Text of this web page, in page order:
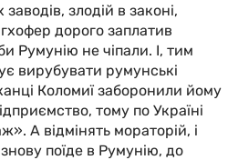
злодій в законі,
дорого заплатив
Румунію не чіпали. І, тим
вирубувати румунські
Коломиї заборонили йому
тому по Україні
А відмінять мораторій, і
поїде в Румунію, до